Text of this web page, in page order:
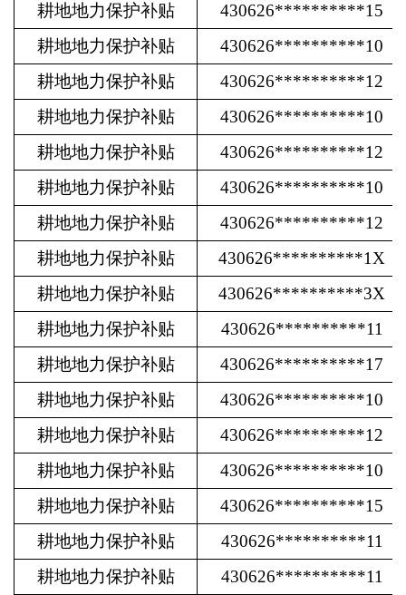
耕地地力保护补贴
430626**********15
耕地地力保护补贴
430626**********10
耕地地力保护补贴
430626**********12
耕地地力保护补贴
430626**********10
耕地地力保护补贴
430626**********12
耕地地力保护补贴
430626**********10
耕地地力保护补贴
430626**********12
耕地地力保护补贴
430626**********1X
耕地地力保护补贴
430626**********3X
耕地地力保护补贴
430626**********11
耕地地力保护补贴
430626**********17
耕地地力保护补贴
430626**********10
耕地地力保护补贴
430626**********12
耕地地力保护补贴
430626**********10
耕地地力保护补贴
430626**********15
耕地地力保护补贴
430626**********11
耕地地力保护补贴
430626**********11